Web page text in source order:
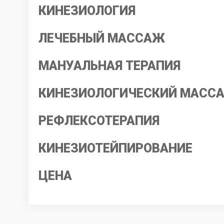
КИНЕЗИОЛОГИЯ
ЛЕЧЕБНЫЙ МАССАЖ
МАНУАЛЬНАЯ ТЕРАПИЯ
КИНЕЗИОЛОГИЧЕСКИЙ
РЕФЛЕКСОТЕРАПИЯ
КИНЕЗИОТЕЙПИРОВАНИЕ
ЦЕНА